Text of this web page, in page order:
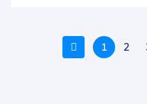
Vorige
1 2